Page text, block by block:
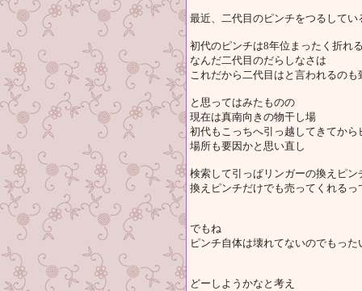
最近、二代目のピンチをつるして
初代のピンチは8年位まったく折れ
なんだ二代目のだらしなさは
これだから二代目はと言われるのも
と思ってはみたものの
現在は真南向きの物干し場
初代もこっちへ引っ越してきてか
場所も要因かと思い直し
検索して引っぱリンガーの換えピ
換えピンチだけでも売ってくれるっ
でもね
ピンチ自体は壊れてないのでもった
どーしようかなと考え